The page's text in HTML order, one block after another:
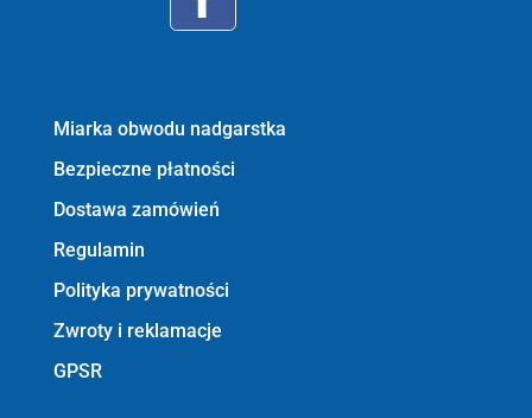
Miarka obwodu nadgarstka
Bezpieczne płatności
Dostawa zamówień
Regulamin
Polityka prywatności
Zwroty i reklamacje
GPSR